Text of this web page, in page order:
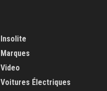
Insolite
Marques
Video
Voitures Électriques